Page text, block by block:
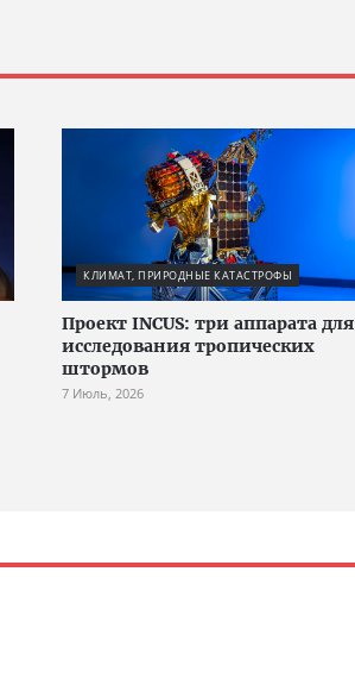
КЛИМАТ, ПРИРОДНЫЕ КАТАСТРОФЫ
Проект INCUS: три аппарата для
исследования тропических
штормов
7 Июль, 2026